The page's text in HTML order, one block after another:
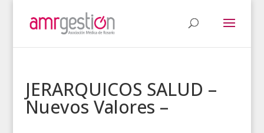
JERARQUICOS SALUD –
Nuevos Valores –